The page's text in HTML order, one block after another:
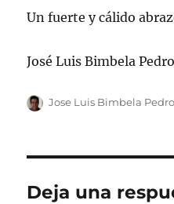
Un fuerte y cálido
José Luis Bimbela
Autor
Jose Luis Bimbela
Deja una